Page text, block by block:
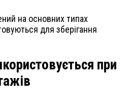
на основних типах
для зберігання
при